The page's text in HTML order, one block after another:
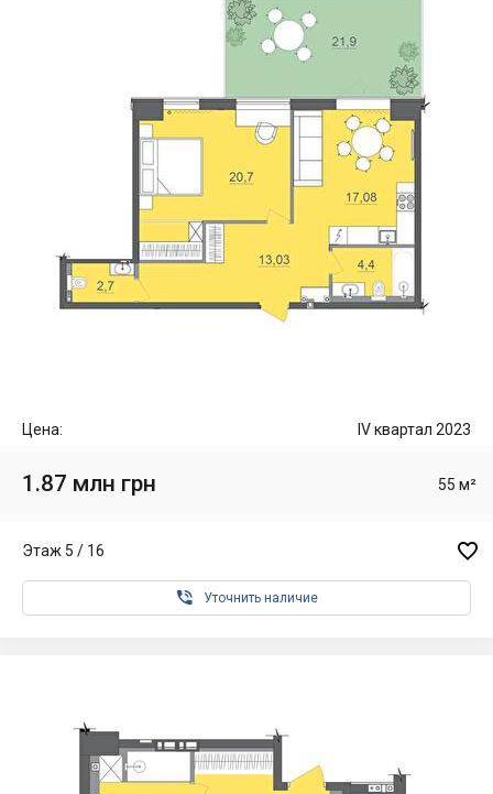
Цена: IV квартал 2023
1.87 млн грн 55 м²
Этаж 5 / 16 
 Уточнить наличие